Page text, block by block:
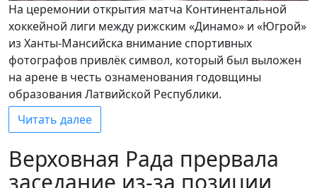
На церемонии открытия матча Континентальной
хоккейной лиги между рижским «Динамо» и «Югрой»
из Ханты-Мансийска внимание спортивных
фотографов привлёк символ, который был выложен
на арене в честь ознаменования годовщины
образования Латвийской Республики.
Читать далее
Верховная Рада прервала
заседание из-за позиции